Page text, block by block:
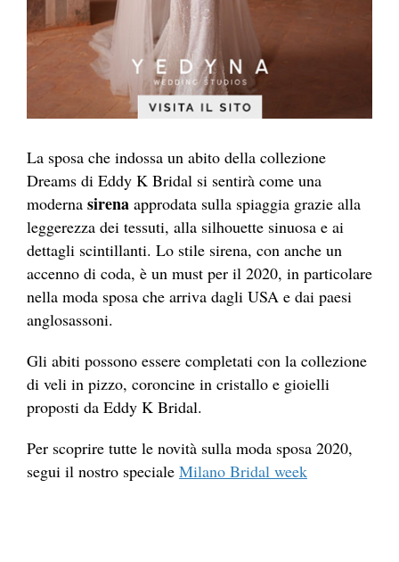
La sposa che indossa un abito della collezione
Dreams di Eddy K Bridal si sentirà come una
moderna sirena approdata sulla spiaggia grazie alla
leggerezza dei tessuti, alla silhouette sinuosa e ai
dettagli scintillanti. Lo stile sirena, con anche un
accenno di coda, è un must per il 2020, in particolare
nella moda sposa che arriva dagli USA e dai paesi
anglosassoni.
Gli abiti possono essere completati con la collezione
di veli in pizzo, coroncine in cristallo e gioielli
proposti da Eddy K Bridal.
Per scoprire tutte le novità sulla moda sposa 2020,
segui il nostro speciale Milano Bridal week